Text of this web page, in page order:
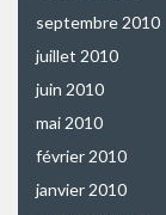
septembre 2010
juillet 2010
juin 2010
mai 2010
février 2010
janvier 2010